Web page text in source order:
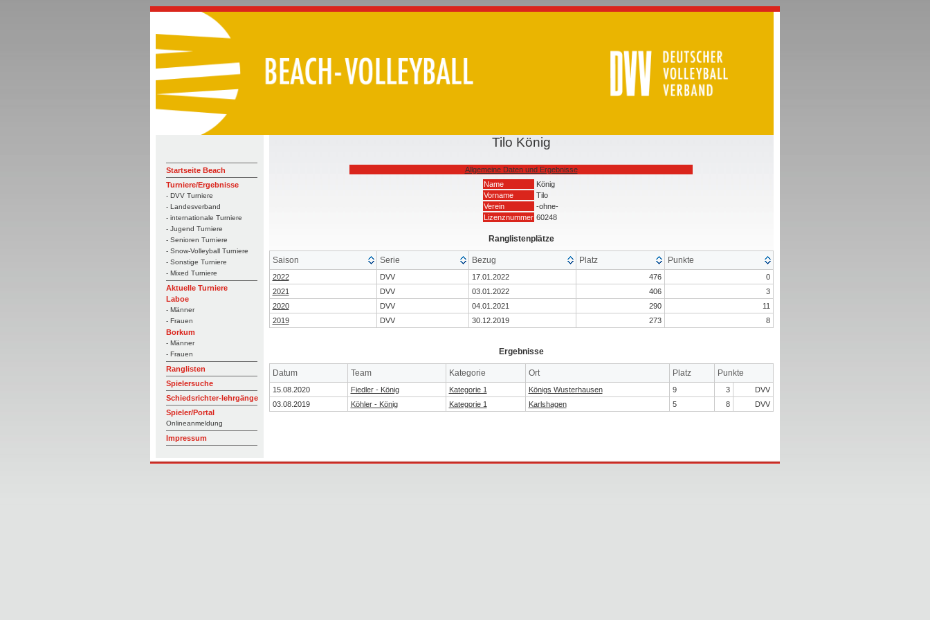
Startseite Beach
Turniere/Ergebnisse
- DVV Turniere
- Landesverband
- internationale Turniere
- Jugend Turniere
- Senioren Turniere
- Snow-Volleyball Turniere
- Sonstige Turniere
- Mixed Turniere
Aktuelle Turniere
Laboe
- Männer
- Frauen
Borkum
- Männer
- Frauen
Ranglisten
Spielersuche
Schiedsrichter-lehrgänge
Spieler/Portal
Onlineanmeldung
Impressum
Tilo König
Allgemeine Daten und Ergebnisse
Name
König
Vorname
Tilo
Verein
-ohne-
Lizenznummer 60248
Ranglistenplätze
Saison Serie Bezug Platz Punkte
2022 DVV 17.01.2022 476
0
2021
DVV 03.01.2022 406
3
2020
DVV 04.01.2021 290
11
2019
DVV 30.12.2019 273 8
Ergebnisse
Datum Team Kategorie Ort Platz Punkte
15.08.2020 Fiedler - König Kategorie 1 Königs Wusterhausen 9 3
DVV
03.08.2019
Köhler - König Kategorie 1 Karlshagen 5 8 DVV